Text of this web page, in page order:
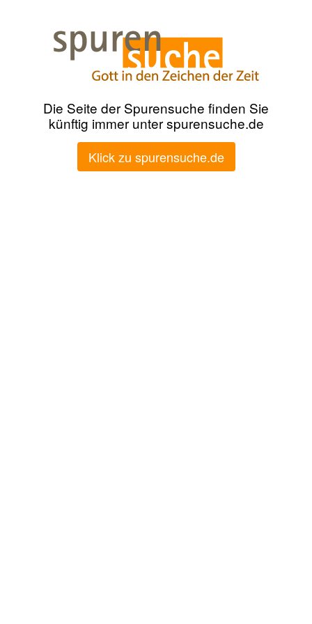
Die Seite der Spurensuche finden Sie
künftig immer unter spurensuche.de
Klick zu spurensuche.de